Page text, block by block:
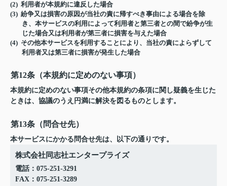
(2) 利用者が本規約に違反した場合
(3) 紛争又は損害の原因が当社の責に帰すべき事由による場合を除
き、本サービスの利用によって利用者と第三者との間で紛争が生
じた場合又は利用者が第三者に損害を与えた場合
(4) その他本サービスを利用することにより、当社の責によらずして
利用者又は第三者に損害が発生した場合
第12条（本規約に定めのない事項）
本規約に定めのない事項その他本規約の条項に関し疑義を生じた
ときは、協議のうえ円満に解決を図るものとします。
第13条（問合せ先）
本サービスにかかる問合せ先は、以下の通りです。
株式会社同志社エンタープライズ
電話：075-251-3291
FAX：075-251-3289